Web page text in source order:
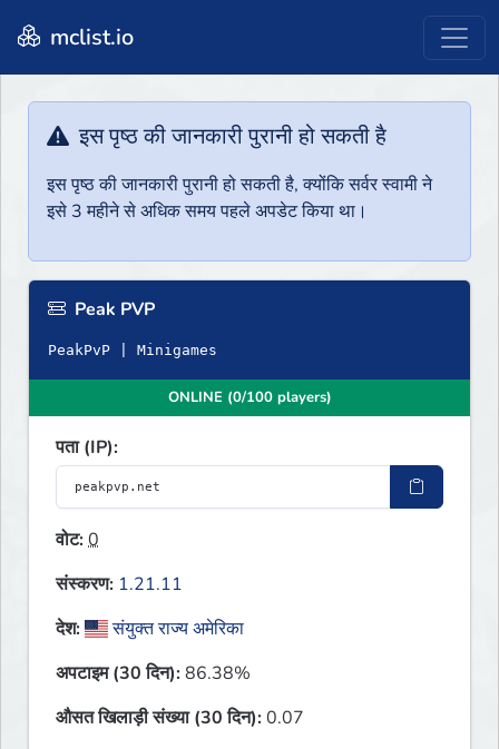
mclist.io
इस पृष्ठ की जानकारी पुरानी हो सकती है
इस पृष्ठ की जानकारी पुरानी हो सकती है, क्योंकि सर्वर स्वामी ने
इसे 3 महीने से अधिक समय पहले अपडेट किया था।
Peak PVP
PeakPvP | Minigames
ONLINE (0/100 players)
पता (IP):
वोट:0
संस्करण: 1.21.11
देश:
संयुक्त राज्य अमेरिका
अपटाइम (30 दिन):86.38%
औसत खिलाड़ी संख्या (30 दिन):0.07